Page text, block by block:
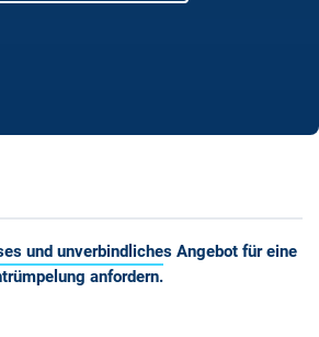
und unverbindliches Angebot für eine
anfordern.